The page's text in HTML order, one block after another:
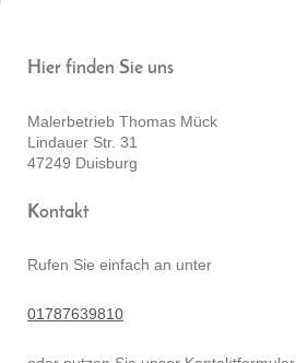
Hier finden Sie uns
Malerbetrieb Thomas Mück
Lindauer Str. 31
47249 Duisburg
Kontakt
Rufen Sie einfach an unter
01787639810